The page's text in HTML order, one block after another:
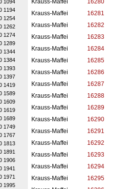
1094
1194
1254
1262
1274
1289
1344
1384
1393
1397
1419
1589
1609
1619
1689
1749
1767
1813
1891
1906
1941
1971
1995
Krauss-Maffei
16280
Krauss-Maffei
16281
Krauss-Maffei
16282
Krauss-Maffei
16283
Krauss-Maffei
16284
Krauss-Maffei
16285
Krauss-Maffei
16286
Krauss-Maffei
16287
Krauss-Maffei
16288
Krauss-Maffei
16289
Krauss-Maffei
16290
Krauss-Maffei
16291
Krauss-Maffei
16292
Krauss-Maffei
16293
Krauss-Maffei
16294
Krauss-Maffei
16295